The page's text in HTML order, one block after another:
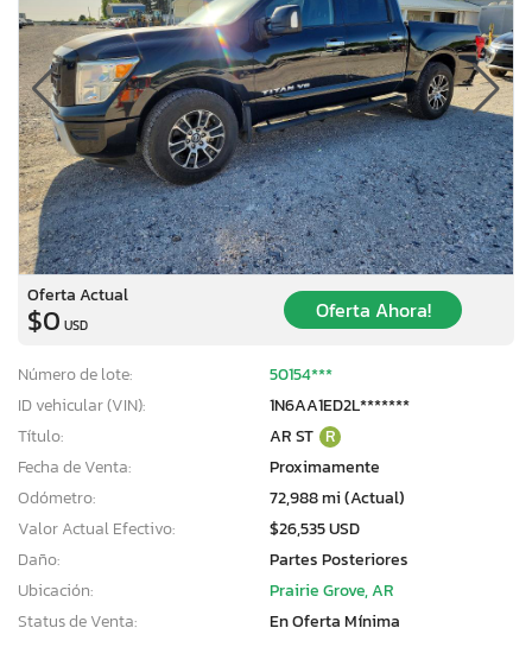
Oferta Actual
$0 USD
Oferta Ahora!
Número de lote:
50154***
ID vehicular (VIN):
1N6AA1ED2L*******
Título:
AR ST R
Fecha de Venta:
Proximamente
Odómetro:
72,988 mi (Actual)
Valor Actual Efectivo:
$26,535 USD
Daño:
Partes Posteriores
Ubicación:
Prairie Grove, AR
Status de Venta:
En Oferta Mínima